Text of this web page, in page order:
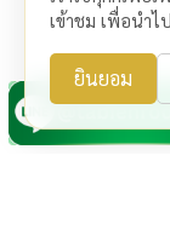
เข้าชม เพื่อนำไ
ยินยอม